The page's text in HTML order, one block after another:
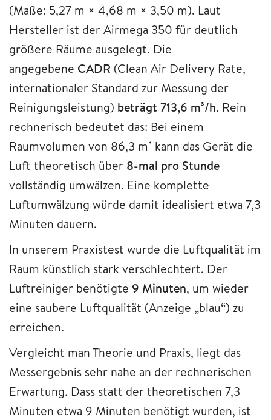
(Maße: 5,27 m × 4,68 m × 3,50 m). Laut
Hersteller ist der Airmega 350 für deutlich
größere Räume ausgelegt. Die
angegebene CADR (Clean Air Delivery Rate,
internationaler Standard zur Messung der
Reinigungsleistung) beträgt 713,6 m³/h. Rein
rechnerisch bedeutet das: Bei einem
Raumvolumen von 86,3 m³ kann das Gerät die
Luft theoretisch über 8-mal pro Stunde
vollständig umwälzen. Eine komplette
Luftumwälzung würde damit idealisiert etwa 7,3
Minuten dauern.
In unserem Praxistest wurde die Luftqualität im
Raum künstlich stark verschlechtert. Der
Luftreiniger benötigte 9 Minuten, um wieder
eine saubere Luftqualität (Anzeige „blau“) zu
erreichen.
Vergleicht man Theorie und Praxis, liegt das
Messergebnis sehr nahe an der rechnerischen
Erwartung. Dass statt der theoretischen 7,3
Minuten etwa 9 Minuten benötigt wurden, ist